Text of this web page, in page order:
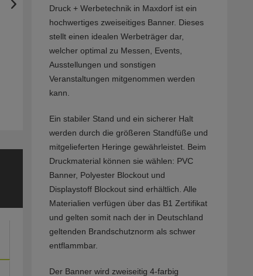
Druck + Werbetechnik in Maxdorf ist ein
hochwertiges zweiseitiges Banner. Dieses
stellt einen idealen Werbeträger dar,
welcher optimal zu Messen, Events,
Ausstellungen und sonstigen
Veranstaltungen mitgenommen werden
kann.
Ein stabiler Stand und ein sicherer Halt
werden durch die größeren Standfüße und
mitgelieferten Heringe gewährleistet. Beim
Druckmaterial können sie wählen: PVC
Banner, Polyester Blockout und
Displaystoff Blockout sind erhältlich. Alle
Materialien verfügen über das B1 Zertifikat
und gelten somit nach der in Deutschland
geltenden Brandschutznorm als schwer
entflammbar.
Der Banner wird zweiseitig 4-farbig